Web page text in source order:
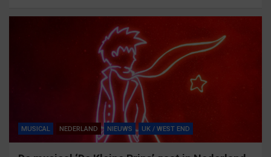
MUSICAL NEDERLAND NIEUWS UK / WEST END